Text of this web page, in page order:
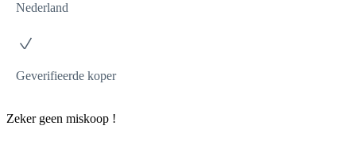
Nederland
Geverifieerde koper
Zeker geen miskoop !